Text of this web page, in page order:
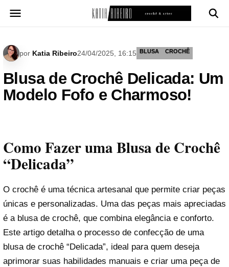
para
por Katia Ribeiro24/04/2025, 16:15 BLUSA CROCHÊ
Blusa de Crochê Delicada: Um
Modelo Fofo e Charmoso!
Como Fazer uma Blusa de Crochê
“Delicada”
O crochê é uma técnica artesanal que permite criar peças
únicas e personalizadas. Uma das peças mais apreciadas
é a blusa de crochê, que combina elegância e conforto.
Este artigo detalha o processo de confecção de uma
blusa de crochê “Delicada”, ideal para quem deseja
aprimorar suas habilidades manuais e criar uma peça de